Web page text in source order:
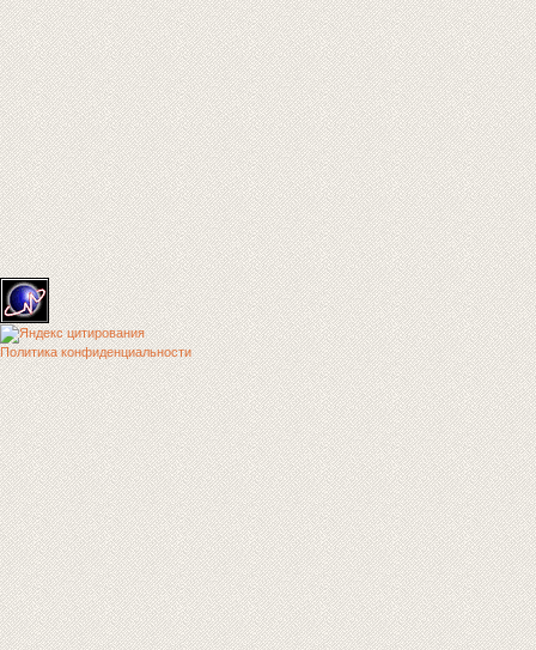
Политика конфиденциальности